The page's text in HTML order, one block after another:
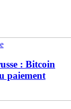
: Bitcoin
paiement